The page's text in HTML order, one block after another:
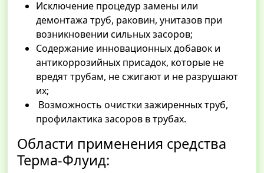
Исключение процедур замены или
демонтажа труб, раковин, унитазов при
возникновении сильных засоров;
Содержание инновационных добавок и
антикоррозийных присадок, которые не
вредят трубам, не сжигают и не разрушают
их;
Возможность очистки зажиренных труб,
профилактика засоров в трубах.
Области применения средства
Терма-Флуид: